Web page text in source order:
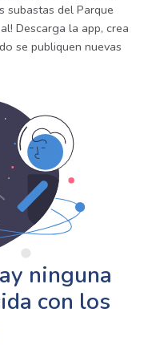
subastas del Parque
Descarga la app, crea
se publiquen nuevas
ninguna
con los